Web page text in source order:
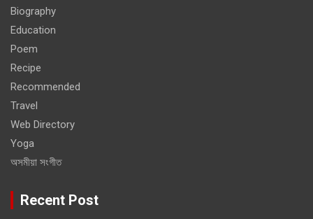
Biography
Education
Poem
Recipe
Recommended
Travel
Web Directory
Yoga
অসমীয়া সংগীত
Recent Post